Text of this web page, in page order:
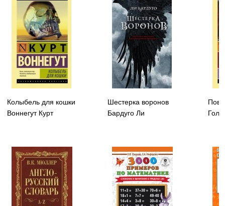
Колыбель для кошки
Воннегут Курт
Шестерка воронов
Бардуго Ли